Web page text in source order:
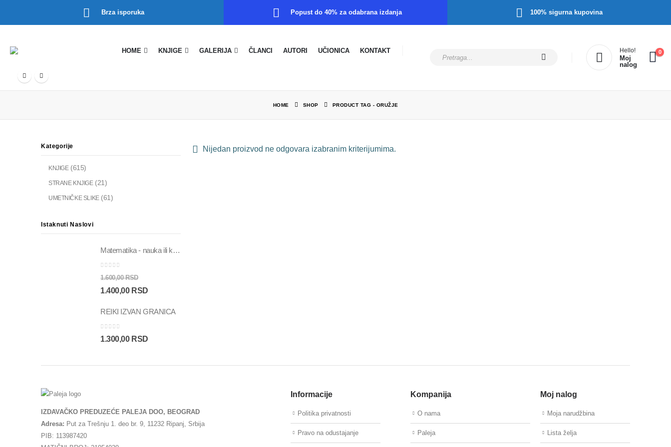
Brza isporuka Popust do 40% za odabrana izdanja 100% sigurna kupovina
HOME KNJIGE GALERIJA ČLANCI AUTORI UČIONICA KONTAKT Hello!
Moj
nalog
0
HOME SHOP PRODUCT TAG - ORUŽJE
Nijedan proizvod ne odgovara izabranim kriterijumima.
Kategorije
KNJIGE (615)
STRANE KNJIGE (21)
UMETNIČKE SLIKE (61)
Istaknuti Naslovi
Matematika - nauka ili kod (drugo dopunjeno izdanje)
1.600,00RSD
Originalna
je
bila:
1.600,00 RSD.
1.400,00 RSDTrenutna
je:
REIKI IZVAN GRANICA
1.300,00 RSD
IZDAVAČKO PREDUZEĆE PALEJA DOO, BEOGRAD
Adresa: Put za Trešnju 1. deo br. 9, 11232 Ripanj, Srbija
PIB: 113987420
Informacije
Politika privatnosti
Pravo na odustajanje
Kompanija
O nama
Paleja
Moj nalog
Moja narudžbina
Lista želja